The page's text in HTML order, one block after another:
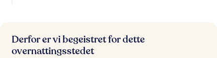
e
Derfor er vi begeistret for dette
overnattingsstedet